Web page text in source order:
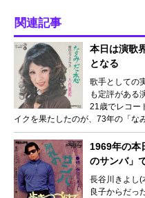
関連記事
本日は演歌
となる
歌手としての
も定評がある
21歳でレコー
イクを果たしたのが、73年の「な
1969年の
のサンバ」
長谷川きよし(
良子からだっ